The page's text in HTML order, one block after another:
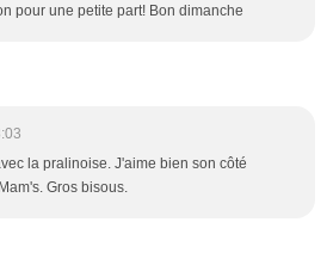
pour une petite part! Bon dimanche
la pralinoise. J'aime bien son côté
Gros bisous.